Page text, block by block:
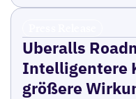
Uberalls
Intelligentere
größere